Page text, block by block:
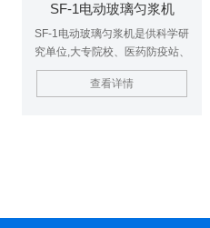
SF-1电动玻璃匀浆机
SF-1电动玻璃匀浆机是供科学研
究单位,大专院校、医药防疫站、
餐饮行业、重工业、农业、环境卫
生保护,森林保护等部门实验室进
查看详情